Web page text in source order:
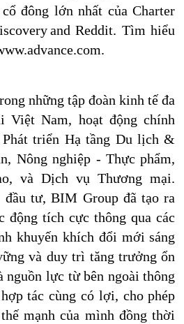
đông lớn nhất của Charter
and Reddit. Tìm hiểu
những tập đoàn kinh tế đa
Việt Nam, hoạt động chính
triển Hạ tầng Du lịch &
Nông nghiệp - Thực phẩm,
và Dịch vụ Thương mại.
tư, BIM Group đã tạo ra
động tích cực thông qua các
khuyến khích đổi mới sáng
và duy trì tăng trưởng ổn
nguồn lực từ bên ngoài thông
tác cùng có lợi, cho phép
mạnh của mình đồng thời